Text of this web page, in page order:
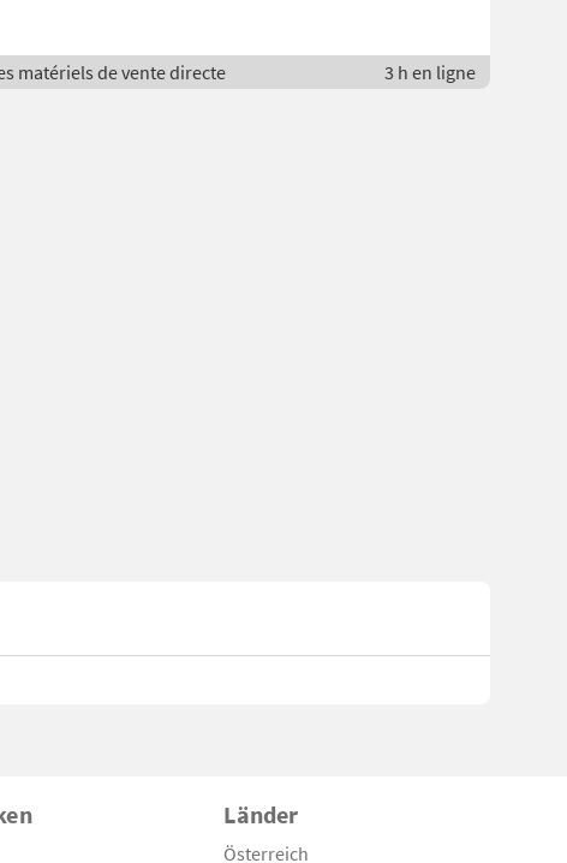
matériels de vente directe 3 h en ligne
Länder
Österreich